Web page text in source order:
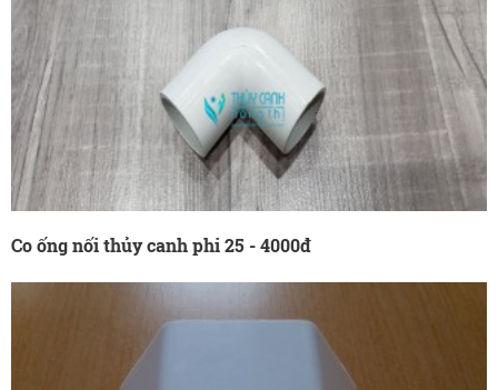
Co ống nối thủy canh phi 25 - 4000đ